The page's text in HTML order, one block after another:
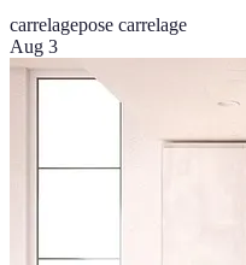
carrelagepose carrelage
Aug 3